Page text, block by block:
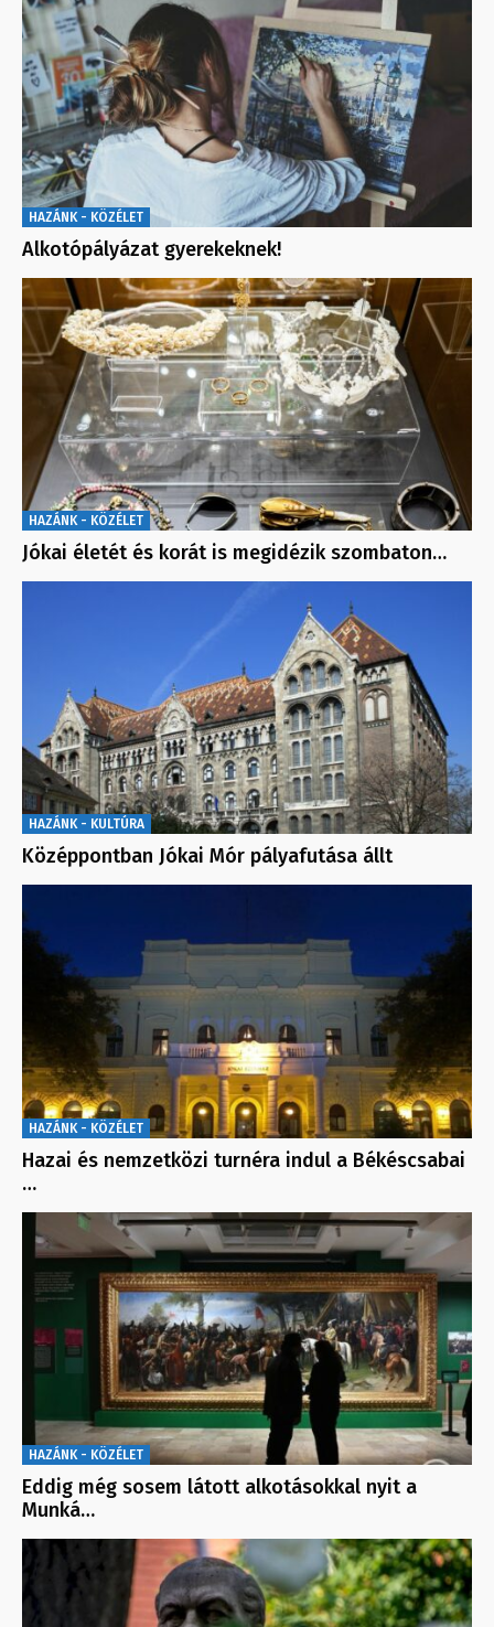
HAZÁNK - KÖZÉLET
Alkotópályázat gyerekeknek!
HAZÁNK - KÖZÉLET
Jókai életét és korát is megidézik szombaton…
HAZÁNK - KULTÚRA
Középpontban Jókai Mór pályafutása állt
HAZÁNK - KÖZÉLET
Hazai és nemzetközi turnéra indul a Békéscsabai
…
HAZÁNK - KÖZÉLET
Eddig még sosem látott alkotásokkal nyit a
Munká…